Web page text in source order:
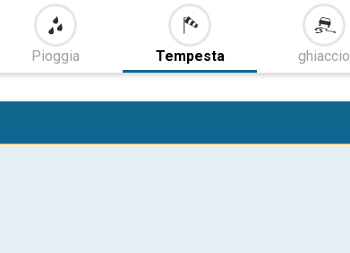
Pioggia Tempesta ghiaccio